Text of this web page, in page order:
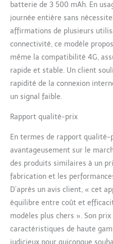
batterie de 3 500 mAh. En
journée entière sans
affirmations de plusieurs
connectivité, ce modèle
même la compatibilité 4G,
rapide et stable. Un client
rapidité de la connexion
un signal faible.
Rapport qualité-prix
En termes de rapport qualité-
avantageusement sur le
des produits similaires à un
fabrication et les
D’après un avis client, « cet
équilibre entre coût et
modèles plus chers ». Son
caractéristiques de haute